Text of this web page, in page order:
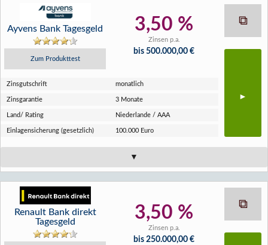
Ayvens Bank Tagesgeld
Zum Produkttest
3,50 %
Zinsen p.a.
bis 500.000,00 €
Zins­gutschrift monatlich
Zins­garantie 3 Monate
Land/ Rating Niederlande / AAA
Einlagen­sicherung (gesetzlich) 100.000 Euro
Renault Bank direkt
Tagesgeld
3,50 %
Zinsen p.a.
bis 250.000,00 €